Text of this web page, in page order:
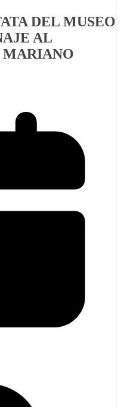
DEL MUSEO
AL
MARIANO